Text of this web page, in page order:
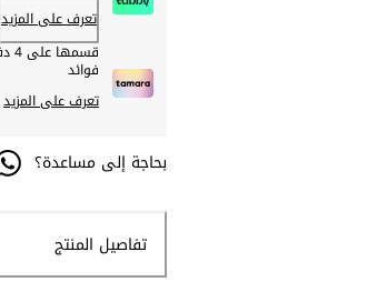
تعرف على المزيد
قسمها على 4 دفعات شهرية بقيمة
فوائد
تعرف على المزيد
بحاجة إلى مساعدة؟
تفاصيل المنتج